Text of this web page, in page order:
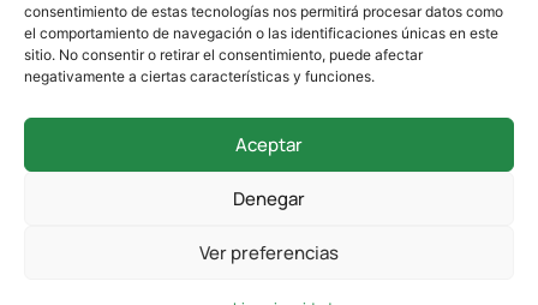
consentimiento de estas tecnologías nos permitirá procesar datos como
el comportamiento de navegación o las identificaciones únicas en este
sitio. No consentir o retirar el consentimiento, puede afectar
negativamente a ciertas características y funciones.
Aceptar
Denegar
Ver preferencias
La Llanilla, 102, 39012 Santander, Cantabria